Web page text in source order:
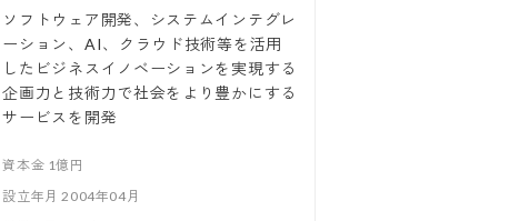
ソフトウェア開発、システムインテグレ
ーション、AI、クラウド技術等を活用
したビジネスイノベーションを実現する
企画力と技術力で社会をより豊かにする
サービスを開発
資本金 1億円
設立年月 2004年04月